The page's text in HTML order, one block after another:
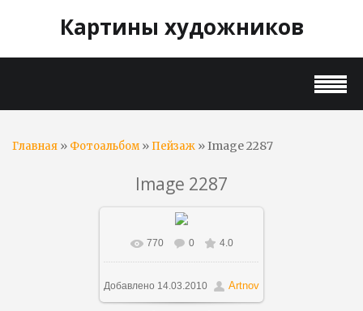
Картины художников
Главная » Фотоальбом» Пейзаж » Image 2287
Image 2287
В реальном размере
700x557 / 95.3Kb
770 0 4.0
Добавлено 14.03.2010 Artnov